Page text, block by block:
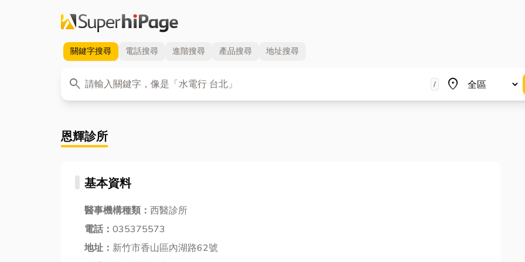
關鍵字搜尋 電話搜尋 進階搜尋 產品搜尋 地址搜尋
search
關鍵字 / place
地區
恩輝診所
基本資料
醫事機構種類： 西醫診所
電話： 035375573
地址： 新竹市香山區內湖路62號